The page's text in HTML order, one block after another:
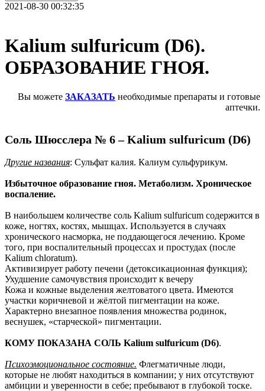
2021-08-30 00:32:35
Kalium sulfuricum (D6).
ОБРАЗОВАНИЕ ГНОЯ.
Вы можете ЗАКАЗАТЬ необходимые препараты и готовые
аптечки.
Соль Шюсслера № 6 – Kalium sulfuricum (D6)
Другие названия: Сульфат калия. Калиум сульфурикум.
Избыточное образование гноя. Метаболизм. Хроническое
воспаление.
В наибольшем количестве соль Kalium sulfuricum содержится в
коже, ногтях, костях, мышцах. Используется в случаях
хронического насморка, не поддающегося лечению. Кроме
того, при воспалительный процессах и простудах (после
Kalium chloratum).
Активизирует работу печени (детоксикационная функция);
Ухудшение самочувствия происходит к вечеру
Кожа и кожные выделения желтоватого цвета. Имеются
участки коричневой и жёлтой пигментации на коже.
Характерно внезапное появления множества родинок,
веснушек, «старческой» пигментации.
КОМУ ПОКАЗАНА СОЛЬ Kalium sulfuricum (D6).
Психоэмоциональное состояние. Флегматичные люди,
которые не любят находиться в компании; у них отсутствуют
амбиции и уверенности в себе; пребывают в глубокой тоске.